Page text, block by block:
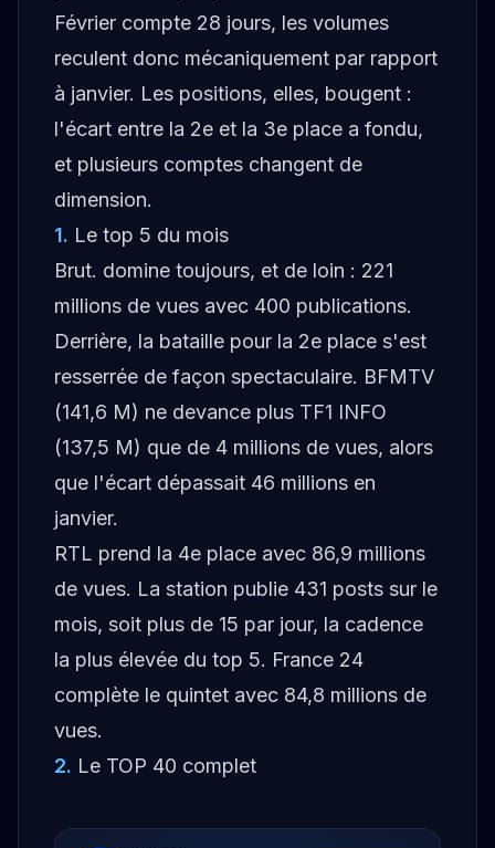
Février compte 28 jours, les volumes
reculent donc mécaniquement par rapport
à janvier. Les positions, elles, bougent :
l'écart entre la 2e et la 3e place a fondu,
et plusieurs comptes changent de
dimension.
1. Le top 5 du mois
Brut. domine toujours, et de loin : 221
millions de vues avec 400 publications.
Derrière, la bataille pour la 2e place s'est
resserrée de façon spectaculaire. BFMTV
(141,6 M) ne devance plus TF1 INFO
(137,5 M) que de 4 millions de vues, alors
que l'écart dépassait 46 millions en
janvier.
RTL prend la 4e place avec 86,9 millions
de vues. La station publie 431 posts sur le
mois, soit plus de 15 par jour, la cadence
la plus élevée du top 5. France 24
complète le quintet avec 84,8 millions de
vues.
2. Le TOP 40 complet